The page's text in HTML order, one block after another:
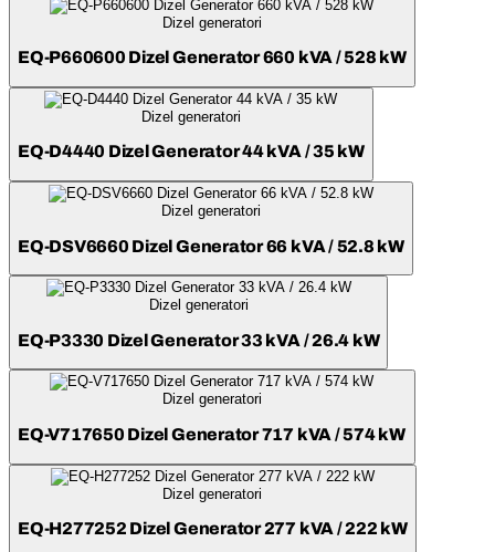
Dizel generatori
EQ-P660600 Dizel Generator 660 kVA / 528 kW
Dizel generatori
EQ-D4440 Dizel Generator 44 kVA / 35 kW
Dizel generatori
EQ-DSV6660 Dizel Generator 66 kVA / 52.8 kW
Dizel generatori
EQ-P3330 Dizel Generator 33 kVA / 26.4 kW
Dizel generatori
EQ-V717650 Dizel Generator 717 kVA / 574 kW
Dizel generatori
EQ-H277252 Dizel Generator 277 kVA / 222 kW